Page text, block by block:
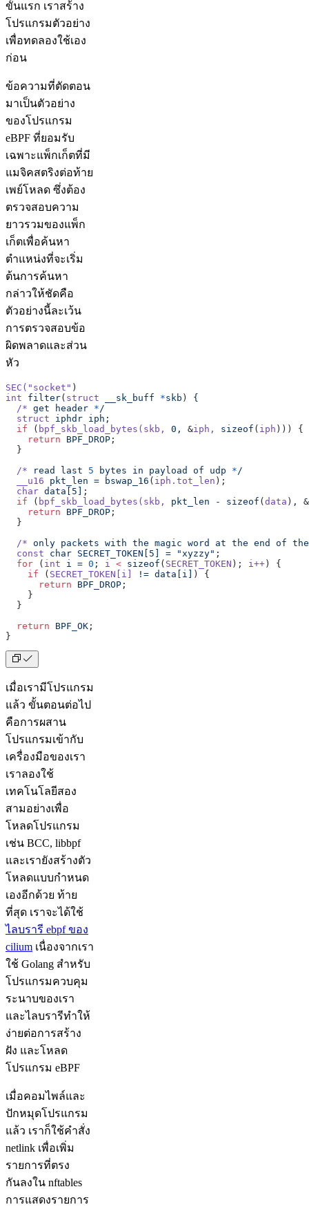
ขั้นแรก เราสร้าง
โปรแกรมตัวอย่าง
เพื่อทดลองใช้เอง
ก่อน
ข้อความที่ตัดตอน
มาเป็นตัวอย่าง
ของโปรแกรม
eBPF ที่ยอมรับ
เฉพาะแพ็กเก็ตที่มี
แมจิคสตริงต่อท้าย
เพย์โหลด ซึ่งต้อง
ตรวจสอบความ
ยาวรวมของแพ็ก
เก็ตเพื่อค้นหา
ตำแหน่งที่จะเริ่ม
ต้นการค้นหา
กล่าวให้ชัดคือ
ตัวอย่างนี้ละเว้น
การตรวจสอบข้อ
ผิดพลาดและส่วน
หัว
SEC( "socket" )
int filter( struct __sk_buff *skb ) {
  /*
get header */
  struct
iphdr iph ;
  if
( bpf_skb_load_bytes(skb, 0, &iph, sizeof ( iph ))) {
    return
BPF_DROP ;
  }
  /*
read last 5 bytes in payload of udp */
  __u16
pkt_len = bswap_16 ( iph.tot_len );
  char
data[5]
;
  if
( bpf_skb_load_bytes(skb, pkt_len - sizeof ( data ) ,
&
    return
BPF_DROP ;
  }
  /*
only packets with the magic word at the end of the
  const
char SECRET_TOKEN[5] = "xyzzy" ;
  for
( int i = 0 ; i < sizeof ( SECRET_TOKEN ); i++ ) {
    if
( SECRET_TOKEN[i] != data[i]
) {
      return
BPF_DROP ;
    }
  }
  return
BPF_OK ;
}
เมื่อเรามีโปรแกรม
แล้ว ขั้นตอนต่อไป
คือการผสาน
โปรแกรมเข้ากับ
เครื่องมือของเรา
เราลองใช้
เทคโนโลยีสอง
สามอย่างเพื่อ
โหลดโปรแกรม
เช่น BCC, libbpf
และเรายังสร้างตัว
โหลดแบบกำหนด
เองอีกด้วย ท้าย
ที่สุด เราจะได้ใช้
ไลบรารี ebpf ของ
cilium เนื่องจากเรา
ใช้ Golang สำหรับ
โปรแกรมควบคุม
ระนาบของเรา
และไลบรารีทำให้
ง่ายต่อการสร้าง
ฝัง และโหลด
โปรแกรม eBPF
เมื่อคอมไพล์และ
ปักหมุดโปรแกรม
แล้ว เราก็ใช้คำสั่ง
netlink เพื่อเพิ่ม
รายการที่ตรง
กันลงใน nftables
การแสดงรายการ